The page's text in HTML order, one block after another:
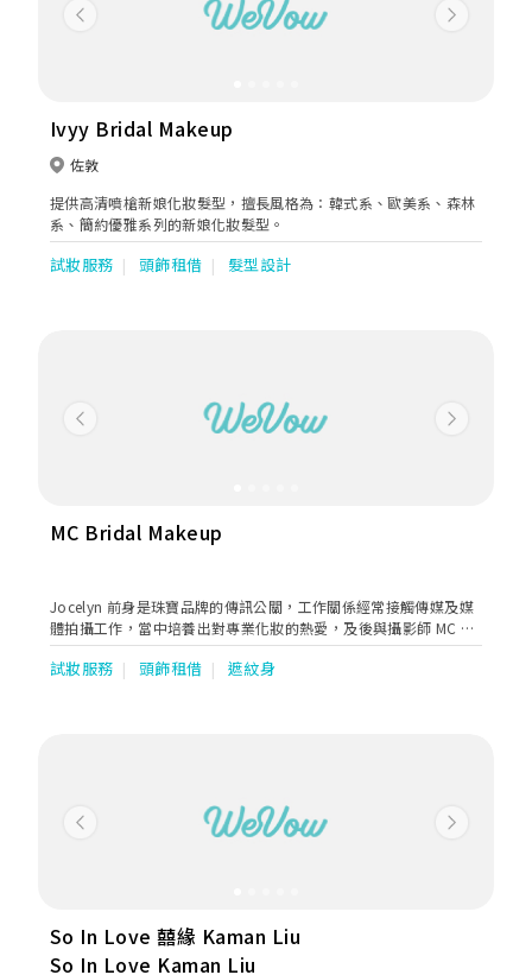
Previous Next
Ivyy Bridal Makeup
佐敦
提供高清噴槍新娘化妝髮型，擅長風格為：韓式系、歐美系、森林
系、簡約優雅系列的新娘化妝髮型。
試妝服務 頭飾租借 髮型設計
Previous Next
MC Bridal Makeup
Jocelyn 前身是珠寶品牌的傳訊公關，工作關係經常接觸傳媒及媒
體拍攝工作，當中培養出對專業化妝的熱愛，及後與攝影師 MC 創
立 MCPHOTOGRAPHY 及 MC BRIDAL MAKEUP。
試妝服務 頭飾租借 遮紋身
Previous Next
So In Love 囍緣 Kaman Liu
So In Love Kaman Liu